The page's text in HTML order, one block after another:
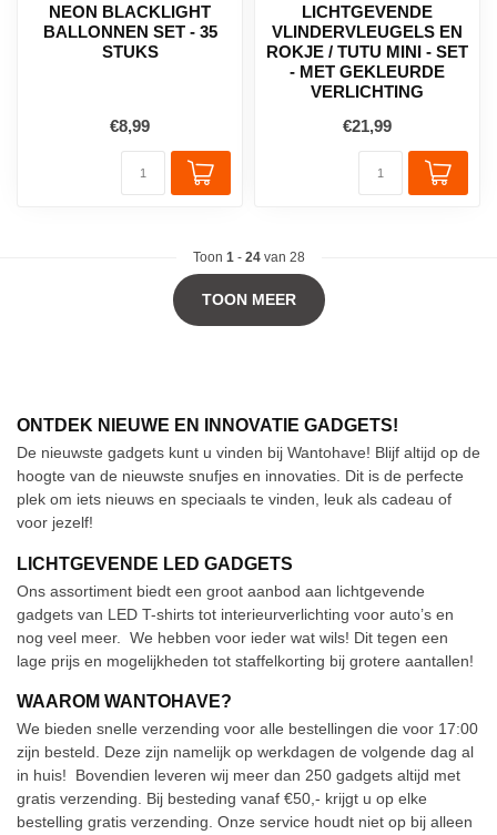
NEON BLACKLIGHT
BALLONNEN SET - 35
STUKS
€8,99
LICHTGEVENDE
VLINDERVLEUGELS EN
ROKJE / TUTU MINI - SET
- MET GEKLEURDE
VERLICHTING
€21,99
Toon 1 - 24van 28
TOON MEER
ONTDEK NIEUWE EN INNOVATIE GADGETS!
De nieuwste gadgets kunt u vinden bij Wantohave! Blijf altijd op de
hoogte van de nieuwste snufjes en innovaties. Dit is de perfecte
plek om iets nieuws en speciaals te vinden, leuk als cadeau of
voor jezelf!
LICHTGEVENDE LED GADGETS
Ons assortiment biedt een groot aanbod aan lichtgevende
gadgets van LED T-shirts tot interieurverlichting voor auto’s en
nog veel meer. We hebben voor ieder wat wils! Dit tegen een
lage prijs en mogelijkheden tot staffelkorting bij grotere aantallen!
WAAROM WANTOHAVE?
We bieden snelle verzending voor alle bestellingen die voor 17:00
zijn besteld. Deze zijn namelijk op werkdagen de volgende dag al
in huis!
Bovendien leveren wij meer dan 250 gadgets altijd met
gratis verzending. Bij besteding vanaf €50,- krijgt u op elke
bestelling gratis verzending. Onze service houdt niet op bij alleen